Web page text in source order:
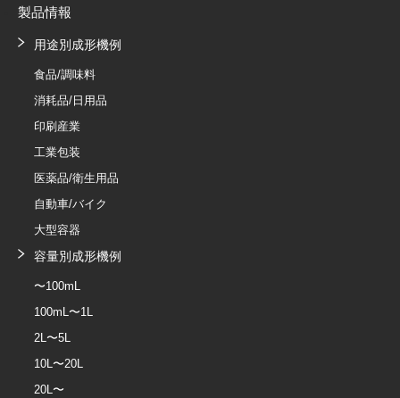
製品情報
用途別成形機例
食品/調味料
消耗品/日用品
印刷産業
工業包装
医薬品/衛生用品
自動車/バイク
大型容器
容量別成形機例
〜100mL
100mL〜1L
2L〜5L
10L〜20L
20L〜